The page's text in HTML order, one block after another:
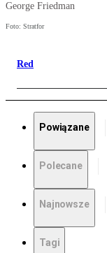
George Friedman
Foto: Stratfor
Red
Powiązane
Polecane
Najnowsze
Tagi